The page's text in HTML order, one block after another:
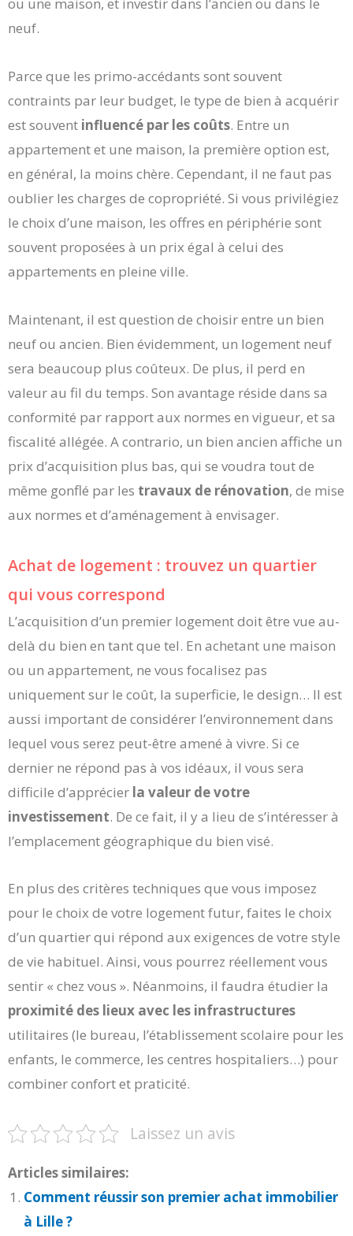
ou une maison, et investir dans l’ancien ou dans le
neuf.
Parce que les primo-accédants sont souvent
contraints par leur budget, le type de bien à acquérir
est souvent influencé par les coûts. Entre un
appartement et une maison, la première option est,
en général, la moins chère. Cependant, il ne faut pas
oublier les charges de copropriété. Si vous privilégiez
le choix d’une maison, les offres en périphérie sont
souvent proposées à un prix égal à celui des
appartements en pleine ville.
Maintenant, il est question de choisir entre un bien
neuf ou ancien. Bien évidemment, un logement neuf
sera beaucoup plus coûteux. De plus, il perd en
valeur au fil du temps. Son avantage réside dans sa
conformité par rapport aux normes en vigueur, et sa
fiscalité allégée. A contrario, un bien ancien affiche un
prix d’acquisition plus bas, qui se voudra tout de
même gonflé par les travaux de rénovation, de mise
aux normes et d’aménagement à envisager.
Achat de logement : trouvez un quartier
qui vous correspond
L’acquisition d’un premier logement doit être vue au-
delà du bien en tant que tel. En achetant une maison
ou un appartement, ne vous focalisez pas
uniquement sur le coût, la superficie, le design… Il est
aussi important de considérer l’environnement dans
lequel vous serez peut-être amené à vivre. Si ce
dernier ne répond pas à vos idéaux, il vous sera
difficile d’apprécier la valeur de votre
investissement. De ce fait, il y a lieu de s’intéresser à
l’emplacement géographique du bien visé.
En plus des critères techniques que vous imposez
pour le choix de votre logement futur, faites le choix
d’un quartier qui répond aux exigences de votre style
de vie habituel. Ainsi, vous pourrez réellement vous
sentir « chez vous ». Néanmoins, il faudra étudier la
proximité des lieux avec les infrastructures
utilitaires (le bureau, l’établissement scolaire pour les
enfants, le commerce, les centres hospitaliers…) pour
combiner confort et praticité.
Laissez un avis
Articles similaires:
Comment réussir son premier achat immobilier
à Lille ?